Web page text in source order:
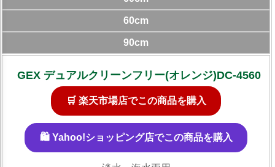
60cm
90cm
GEX デュアルクリーンフリー(オレンジ)DC-4560
🛒 楽天市場店でこの商品を購入
🛍️ Yahoo!ショッピング店でこの商品を購入